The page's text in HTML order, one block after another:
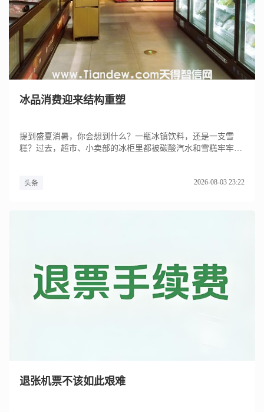
冰品消费迎来结构重塑
提到盛夏消暑，你会想到什么？一瓶冰镇饮料，还是一支雪
糕？过去，超市、小卖部的冰柜里都被碳酸汽水和雪糕牢牢占
头条 2026-08-03 23:22
退张机票不该如此艰难